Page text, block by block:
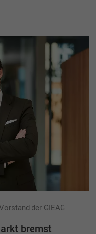
der GIEAG
bremst